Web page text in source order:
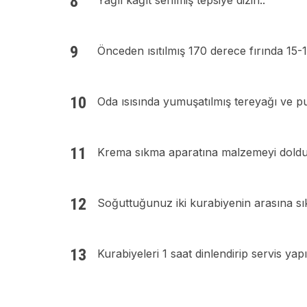
Önceden ısıtılmış 170 derece fırında
Oda ısısında yumuşatılmış tereyağı
Krema sıkma aparatına malzemeyi
Soğuttuğunuz iki kurabiyenin arasına
Kurabiyeleri 1 saat dinlendirip servis